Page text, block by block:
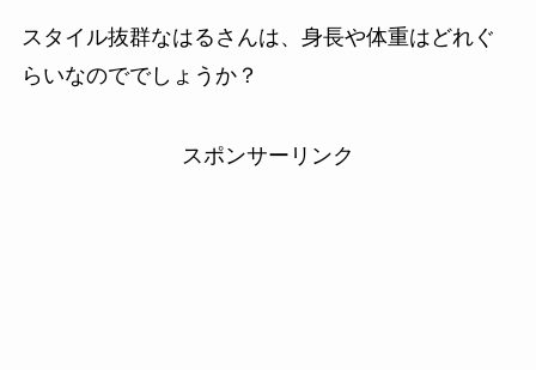
スタイル抜群なはるさんは、身長や体重はどれぐ
らいなのででしょうか？
スポンサーリンク